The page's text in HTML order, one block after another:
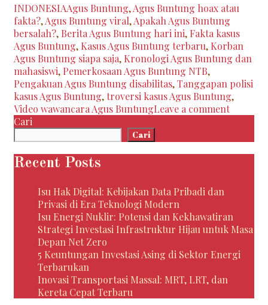
Buntung
di
Media
Sosial:
Apa
yang
Sebenarnya
Terjadi?
Categories
INDONESIATags
Agus Buntung,Agus Buntung hoax atau
fakta?,Agus Buntung viral,Apakah Agus Buntung
bersalah?, Berita Agus Buntung hari ini, Fakta kasus
Agus Buntung, Kasus Agus Buntung terbaru, Korban
Agus Buntung siapa saja, Kronologi Agus Buntung dan
mahasiswi, Pemerkosaan Agus Buntung NTB,
Pengakuan Agus Buntung disabilitas,Tanggapan polisi
kasus Agus Buntung,troversi kasus Agus Buntung,
Video wawancara Agus BuntungLeave a comment
Cari
Cari
Recent Posts
Isu Hak Digital: Kebijakan Data Pribadi dan
Privasi di Era Teknologi Modern
Isu Energi Nuklir: Potensi dan Kekhawatiran
Strategi Investasi Infrastruktur Hijau untuk Masa
Depan Net Zero
5 Keuntungan Investasi Asing di Sektor Energi
Terbarukan
Inovasi Transportasi Massal: MRT, LRT, dan
Kereta Cepat Terbaru